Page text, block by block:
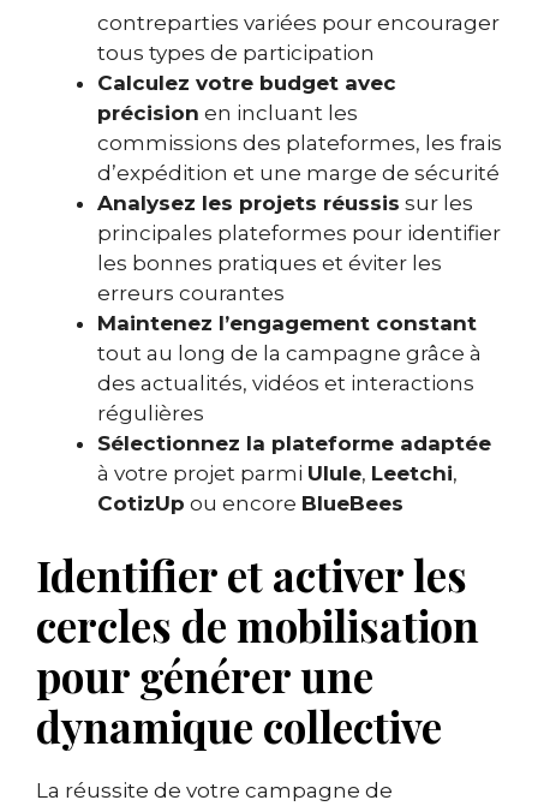
contreparties variées pour encourager
tous types de participation
Calculez votre budget avec
précision en incluant les
commissions des plateformes, les frais
d’expédition et une marge de sécurité
Analysez les projets réussis sur les
principales plateformes pour identifier
les bonnes pratiques et éviter les
erreurs courantes
Maintenez l’engagement constant
tout au long de la campagne grâce à
des actualités, vidéos et interactions
régulières
Sélectionnez la plateforme adaptée
à votre projet parmi Ulule, Leetchi,
CotizUp ou encore BlueBees
Identifier et activer les
cercles de mobilisation
pour générer une
dynamique collective
La réussite de votre campagne de